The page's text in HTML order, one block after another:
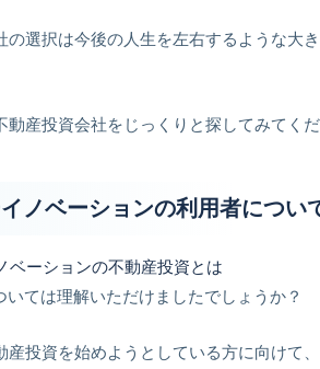
の選択は今後の人生を左右するような大
動産投資会社をじっくりと探してみてく
ノベーションの利用者につい
いては理解いただけましたでしょうか？
産投資を始めようとしている方に向けて、